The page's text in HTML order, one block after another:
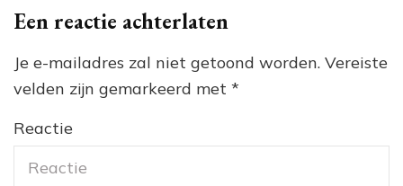
Een reactie achterlaten
Je e-mailadres zal niet getoond worden. Vereiste
velden zijn gemarkeerd met *
Reactie